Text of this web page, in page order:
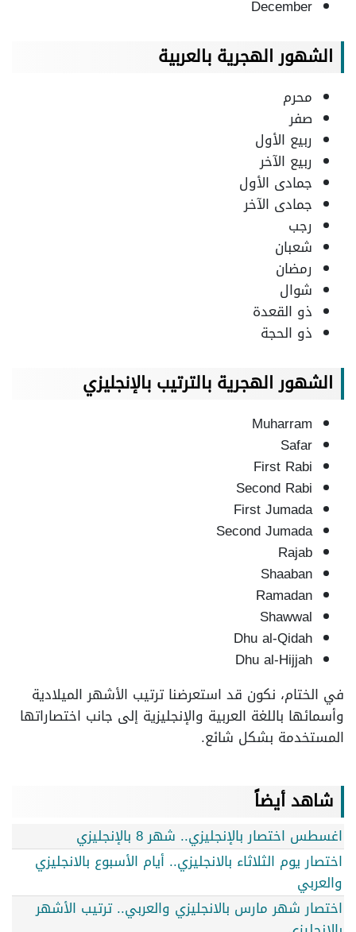
December
الشهور الهجرية بالعربية
محرم
صفر
ربيع الأول
ربيع الآخر
جمادى الأول
جمادى الآخر
رجب
شعبان
رمضان
شوال
ذو القعدة
ذو الحجة
الشهور الهجرية بالترتيب بالإنجليزي
Muharram
Safar
First Rabi
Second Rabi
First Jumada
Second Jumada
Rajab
Shaaban
Ramadan
Shawwal
Dhu al-Qidah
Dhu al-Hijjah
في الختام، نكون قد استعرضنا ترتيب الأشهر الميلادية
وأسمائها باللغة العربية والإنجليزية إلى جانب اختصاراتها
المستخدمة بشكل شائع.
شاهد أيضاً
اغسطس اختصار بالإنجليزي.. شهر 8 بالإنجليزي
اختصار يوم الثلاثاء بالانجليزي.. أيام الأسبوع بالانجليزي
والعربي
اختصار شهر مارس بالانجليزي والعربي.. ترتيب الأشهر